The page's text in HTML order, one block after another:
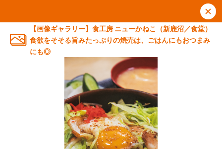
【画像ギャラリー】食工房 ニューかねこ（新鹿沼／食堂）
食欲をそそる旨みたっぷりの焼売は、ごはんにもおつまみ
にも◎